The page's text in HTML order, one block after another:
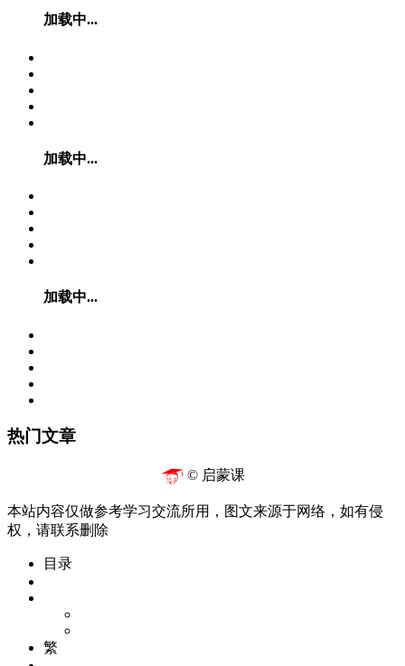
加载中...
加载中...
加载中...
热门文章
© 启蒙课
本站内容仅做参考学习交流所用，图文来源于网络，如有侵
权，请联系删除
目录
繁